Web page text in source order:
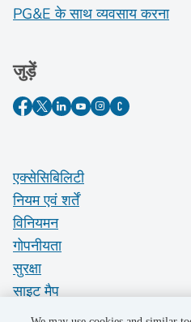
PG&E के साथ व्यवसाय करना
जुड़ें
एक्सेसिबिलिटी
नियम एवं शर्तें
विनियमन
गोपनीयता
सुरक्षा
साइट मैप
Do Not Sell My Personal